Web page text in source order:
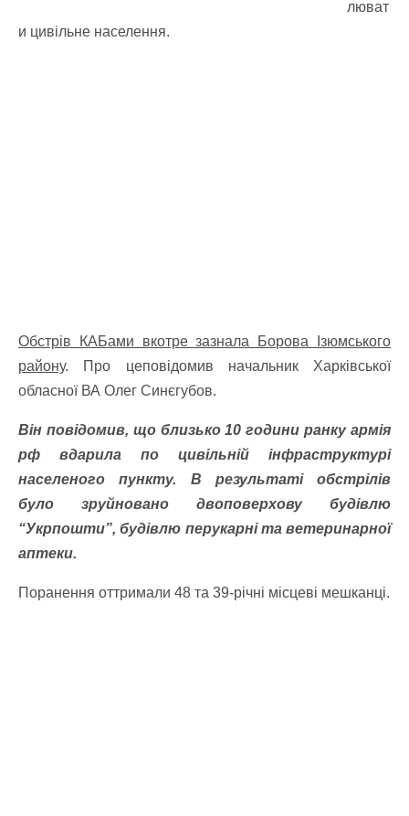
люват
и цивільне населення.
Обстрів КАБами вкотре зазнала Борова Ізюмського
району. Про цеповідомив начальник Харківської
обласної ВА Олег Синєгубов.
Він повідомив, що близько 10 години ранку армія
рф вдарила по цивільній інфраструктурі
населеного пункту. В результаті обстрілів
було зруйновано двоповерхову будівлю
“Укрпошти”, будівлю перукарні та ветеринарної
аптеки.
Поранення оттримали 48 та 39-річні місцеві мешканці.